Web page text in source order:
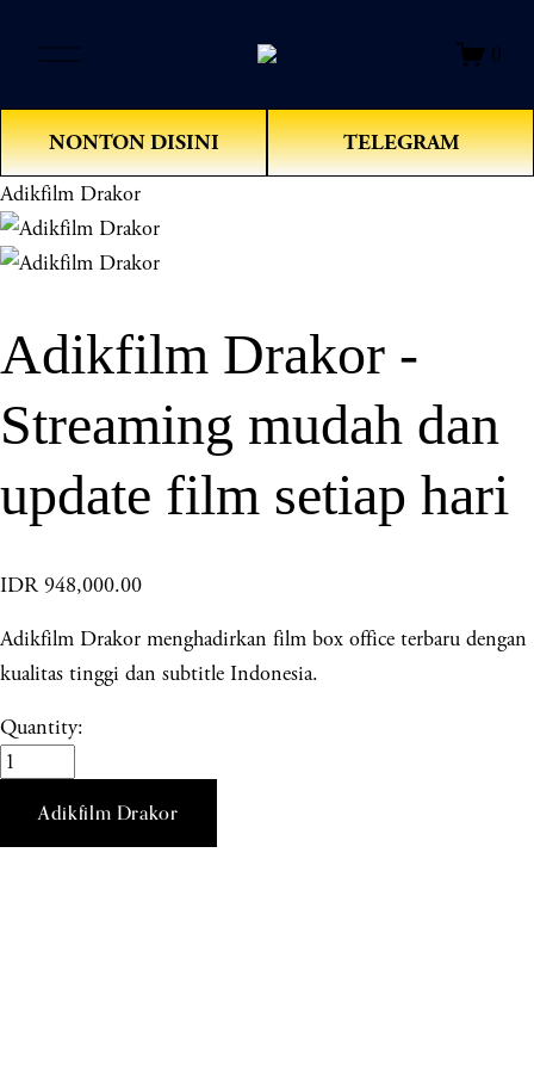
e
n
M
e
u
0
NONTON DISINI TELEGRAM
Adikfilm Drakor
Adikfilm Drakor -
Streaming mudah dan
update film setiap hari
IDR 948,000.00
Adikfilm Drakor menghadirkan film box office terbaru dengan
kualitas tinggi dan subtitle Indonesia.
Quantity:
Adikfilm Drakor